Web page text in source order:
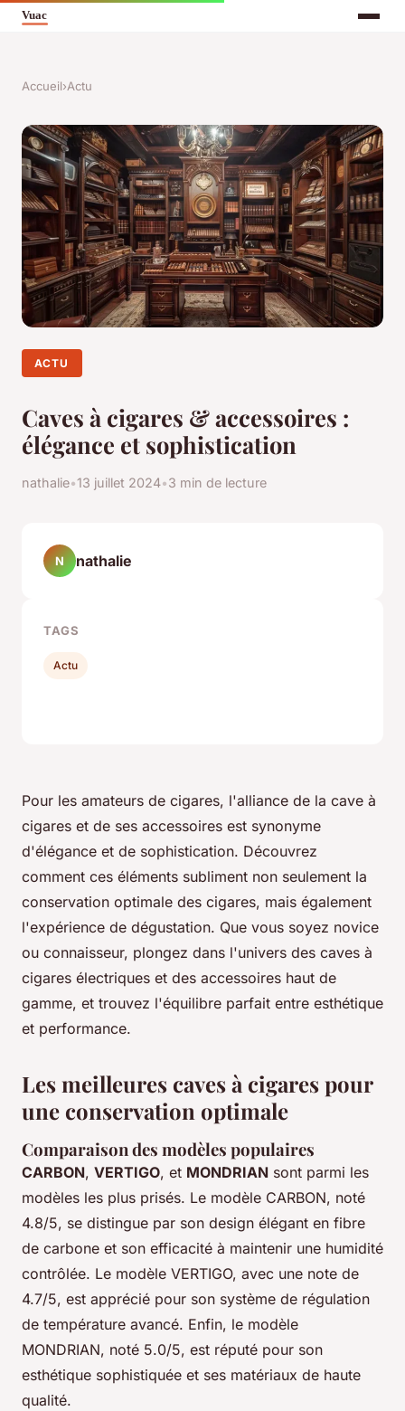
Accueil›Actu
ACTU
Caves à cigares & accessoires :
élégance et sophistication
nathalie•13 juillet 2024•3 min de lecture
Pour les amateurs de cigares, l'alliance de la cave à
cigares et de ses accessoires est synonyme
d'élégance et de sophistication. Découvrez
comment ces éléments subliment non seulement la
conservation optimale des cigares, mais également
l'expérience de dégustation. Que vous soyez novice
ou connaisseur, plongez dans l'univers des caves à
cigares électriques et des accessoires haut de
gamme, et trouvez l'équilibre parfait entre esthétique
et performance.
Les meilleures caves à cigares pour
une conservation optimale
Comparaison des modèles populaires
CARBON, VERTIGO, et MONDRIAN sont parmi les
modèles les plus prisés. Le modèle CARBON, noté
4.8/5, se distingue par son design élégant en fibre
de carbone et son efficacité à maintenir une humidité
contrôlée. Le modèle VERTIGO, avec une note de
4.7/5, est apprécié pour son système de régulation
de température avancé. Enfin, le modèle
MONDRIAN, noté 5.0/5, est réputé pour son
esthétique sophistiquée et ses matériaux de haute
qualité.
N nathalie
TAGS
Actu